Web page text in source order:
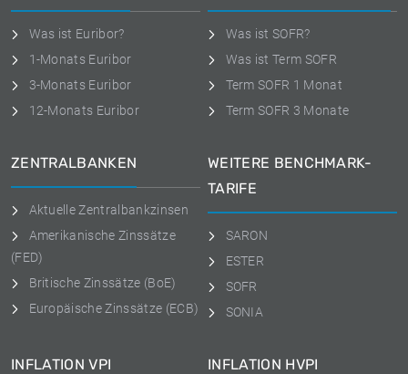
Was ist Euribor?
1-Monats Euribor
3-Monats Euribor
12-Monats Euribor
Was ist SOFR?
Was ist Term SOFR
Term SOFR 1 Monat
Term SOFR 3 Monate
ZENTRALBANKEN
Aktuelle Zentralbankzinsen
Amerikanische Zinssätze
(FED)
Britische Zinssätze (BoE)
Europäische Zinssätze (ECB)
WEITERE BENCHMARK-
TARIFE
SARON
ESTER
SOFR
SONIA
INFLATION VPI INFLATION HVPI